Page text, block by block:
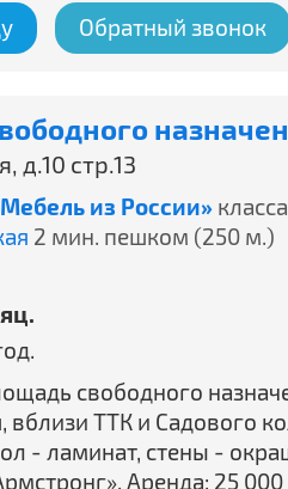
Обратный звонок
д.10 стр.13
из России» класса
2 мин. пешком (250 м.)
свободного
вблизи ТТК и Садового
- ламинат, стены -
Аренда: 25